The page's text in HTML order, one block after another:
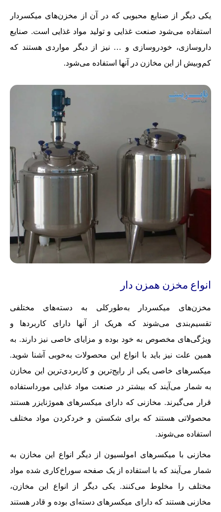
یکی دیگر از صنایع محبوبی که در آن از مخزن‌های میکسردار
استفاده می‌شود صنعت غذایی و تولید مواد غذایی است. صنایع
داروسازی، خودروسازی و … نیز از دیگر مواردی هستند که
کم‌وبیش از این مخازن در آنها استفاده می‌شود.
انواع مخزن همزن دار
مخزن‌های میکسردار به‌طورکلی به دسته‌های مختلفی
تقسیم‌بندی می‌شوند که هریک از آنها دارای کاربردها و
ویژگی‌های مخصوص به خود بوده و مزایای خاصی نیز دارند. به
همین علت نیز باید با انواع این محصولات به‌خوبی آشنا شوید.
میکسرهای خاصی یکی از رایج‌ترین و کاربردی‌ترین این مخازن
به شمار می‌آیند که بیشتر در صنعت مواد غذایی مورداستفاده
قرار می‌گیرند. مخازنی که دارای میکسرهای هموژنایزر هستند
محصولاتی هستند که برای شکستن و خردکردن مواد مختلف
استفاده می‌شوند.
مخازنی با میکسرهای امولسیون از دیگر انواع این مخازن به
شمار می‌آیند که با استفاده از یک صفحه سوراخ‌کاری شده مواد
مختلف را مخلوط می‌کنند. یکی دیگر از انواع این مخازن،
مخازنی هستند که دارای میکسرهای دسته‌ای بوده و قادر هستند